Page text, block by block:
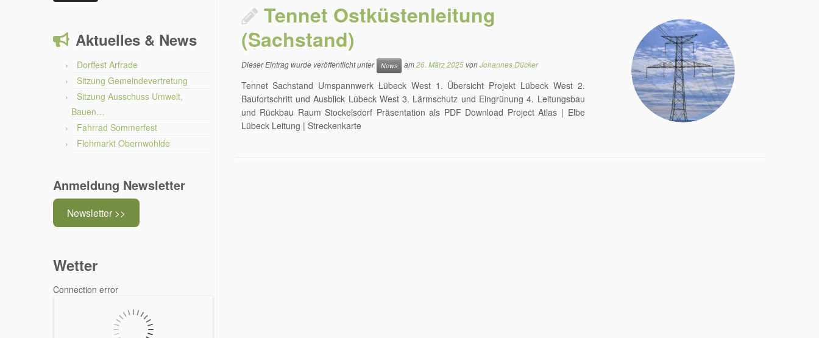
Aktuelles & News
Dorffest Arfrade
Sitzung Gemeindevertretung
Sitzung Ausschuss Umwelt,
Bauen…
Fahrrad Sommerfest
Flohmarkt Obernwohlde
Anmeldung Newsletter
Newsletter >>
Wetter
Connection error
Tennet Ostküstenleitung
(Sachstand)
Dieser Eintrag wurde veröffentlicht unter News am26. März 2025 vonJohannes Dücker
Tennet Sachstand Umspannwerk Lübeck West 1. Übersicht Projekt Lübeck West 2.
Baufortschritt und Ausblick Lübeck West 3. Lärmschutz und Eingrünung 4. Leitungsbau
und Rückbau Raum Stockelsdorf Präsentation als PDF Download Project Atlas | Elbe
Lübeck Leitung | Streckenkarte